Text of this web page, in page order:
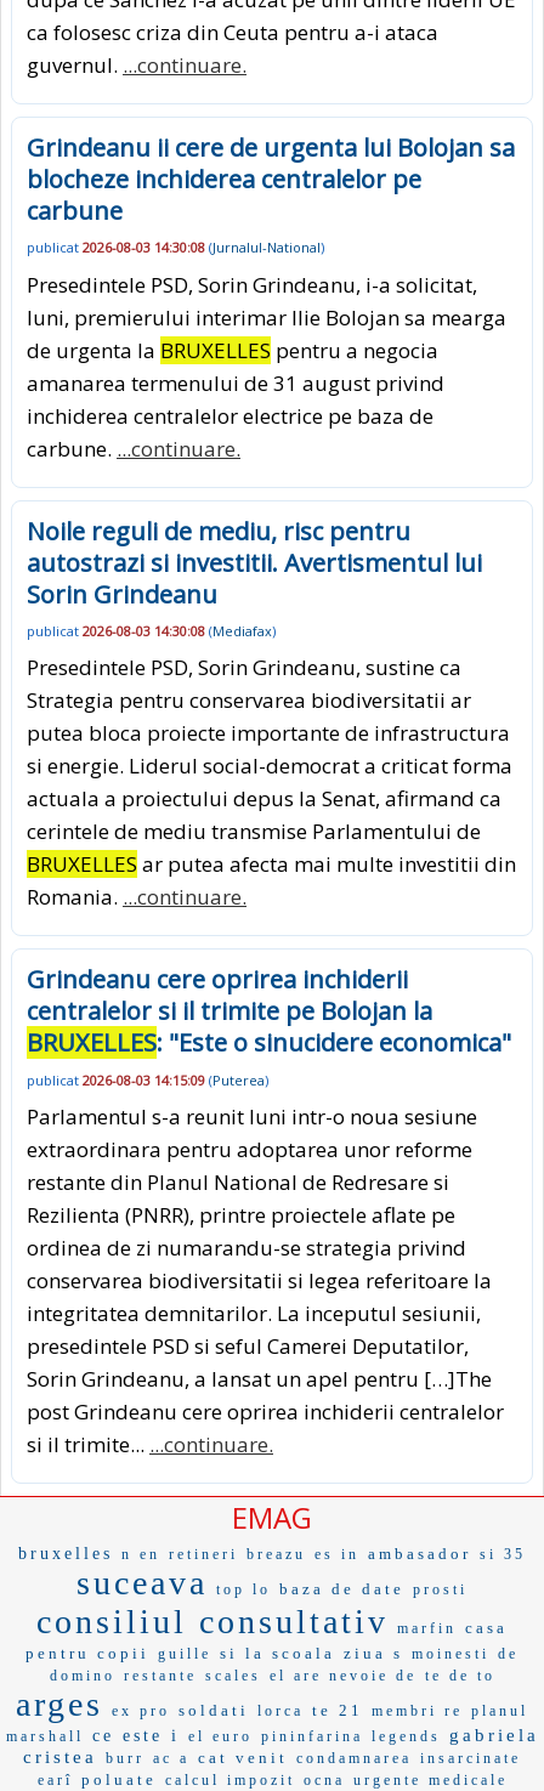
ca folosesc criza din Ceuta pentru a-i ataca
guvernul. ...continuare.
Grindeanu ii cere de urgenta lui Bolojan sa
blocheze inchiderea centralelor pe
carbune
publicat 2026-08-03 14:30:08 (Jurnalul-National)
Presedintele PSD, Sorin Grindeanu, i-a solicitat,
luni, premierului interimar Ilie Bolojan sa mearga
de urgenta la BRUXELLES pentru a negocia
amanarea termenului de 31 august privind
inchiderea centralelor electrice pe baza de
carbune. ...continuare.
Noile reguli de mediu, risc pentru
autostrazi si investitii. Avertismentul lui
Sorin Grindeanu
publicat 2026-08-03 14:30:08 (Mediafax)
Presedintele PSD, Sorin Grindeanu, sustine ca
Strategia pentru conservarea biodiversitatii ar
putea bloca proiecte importante de infrastructura
si energie. Liderul social-democrat a criticat forma
actuala a proiectului depus la Senat, afirmand ca
cerintele de mediu transmise Parlamentului de
BRUXELLES ar putea afecta mai multe investitii din
Romania. ...continuare.
Grindeanu cere oprirea inchiderii
centralelor si il trimite pe Bolojan la
BRUXELLES: "Este o sinucidere economica"
publicat 2026-08-03 14:15:09 (Puterea)
Parlamentul s-a reunit luni intr-o noua sesiune
extraordinara pentru adoptarea unor reforme
restante din Planul National de Redresare si
Rezilienta (PNRR), printre proiectele aflate pe
ordinea de zi numarandu-se strategia privind
conservarea biodiversitatii si legea referitoare la
integritatea demnitarilor. La inceputul sesiunii,
presedintele PSD si seful Camerei Deputatilor,
Sorin Grindeanu, a lansat un apel pentru […]The
post Grindeanu cere oprirea inchiderii centralelor
si il trimite... ...continuare.
EMAG
bruxelles n en retineri breazu es in ambasador si 35
suceava top lo baza de date prosti
consiliul consultativ marfin
casa
pentru copii
guille si la scoala ziua s moinesti
de
domino
restante scales el are nevoie de te de to
arges ex pro soldati lorca te 21 membri re
planul
marshall
ce este i el euro pininfarina legends
gabriela
cristea
burr ac a cat venit condamnarea
insarcinate
earî
poluate calcul impozit ocna urgente medicale